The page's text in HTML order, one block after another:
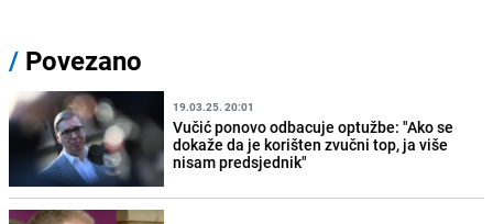
/ Povezano
19.03.25. 20:01
Vučić ponovo odbacuje optužbe: "Ako se
dokaže da je korišten zvučni top, ja više
nisam predsjednik"